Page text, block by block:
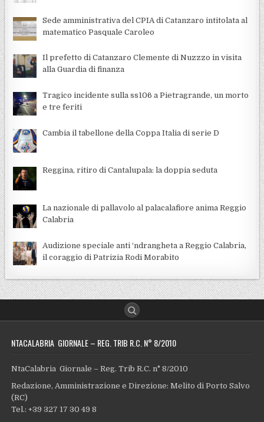
Sede amministrativa del CPIA di Catanzaro intitolata al
matematico Pasquale Caroleo
Il prefetto di Catanzaro Clemente di Nuzzzo in visita
alla Guardia di finanza
Tragico incidente sulla ss106 a Pietragrande, un morto
e tre feriti
Cambia il tabellone della Coppa Italia di serie D
Reggina, ritiro di Cantalupala: la doppia seduta
La nazionale di pallavolo al palacalafiore anima Reggio
Calabria
Audizione speciale anti ‘ndrangheta a Reggio Calabria,
il coraggio di Patrizia Rodi Morabito
NTACALABRIA GIORNALE – REG. TRIB R.C. N° 8/2010
NtaCalabria Giornale – Reg. Trib R.C. n° 8/2010
Redazione, Amministrazione e Direzione: Melito di Porto Salvo
(RC)
Tel.: +39 327 17 30 49 8